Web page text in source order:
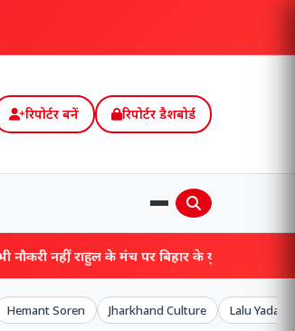
रिपोर्टर बनें रिपोर्टर डैशबोर्ड
पर बिहार के युवाओं ने सुनाई ‘भर्ती इंतजार’ की
Hemant Soren Jharkhand Culture Lalu Yadav